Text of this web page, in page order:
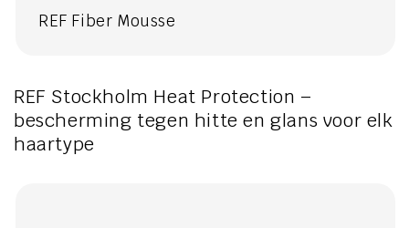
REF Fiber Mousse
REF Stockholm Heat Protection –
bescherming tegen hitte en glans voor elk
haartype